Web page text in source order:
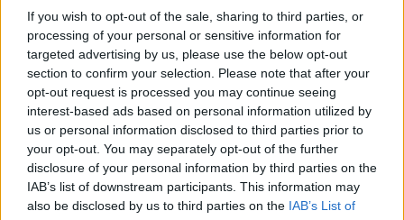
If you wish to opt-out of the sale, sharing to third parties, or
processing of your personal or sensitive information for
targeted advertising by us, please use the below opt-out
section to confirm your selection. Please note that after your
opt-out request is processed you may continue seeing
interest-based ads based on personal information utilized by
us or personal information disclosed to third parties prior to
your opt-out. You may separately opt-out of the further
disclosure of your personal information by third parties on the
IAB’s list of downstream participants. This information may
also be disclosed by us to third parties on the IAB’s List of
Στο δεύτερο ημίχρονο, ο αρχηγός Αϊμέν
Χουσεΐν αποδείχθηκε καθοριστικός,
σκοράροντας στο 53' το γκολ που έκρινε την
αναμέτρηση και χάρισε στο Ιράκ μία από τις
σημαντικότερες νίκες της ιστορίας του. Η
ομάδα της Μέσης Ανατολής θα συμμετάσχει
για δεύτερη φορά σε τελική φάση Μουντιάλ,
μετά το 1986, επιστρέφοντας δυναμικά στο